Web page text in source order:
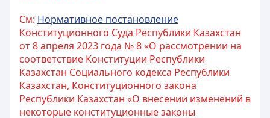
См: Нормативное постановление
Конституционного Суда Республики Казахстан
от 8 апреля 2023 года № 8 «О рассмотрении на
соответствие Конституции Республики
Казахстан Социального кодекса Республики
Казахстан, Конституционного закона
Республики Казахстан «О внесении изменений в
некоторые конституционные законы